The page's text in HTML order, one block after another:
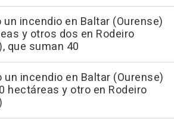
un incendio en Baltar (Ourense)
y otros dos en Rodeiro
que suman 40
un incendio en Baltar (Ourense)
hectáreas y otro en Rodeiro